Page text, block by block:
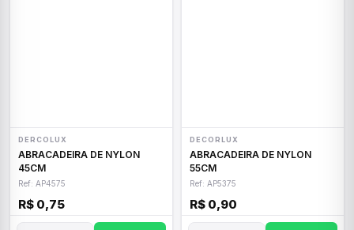
DERCOLUX
ABRACADEIRA DE NYLON
45CM
Ref: AP4575
R$ 0,75
DECORLUX
ABRACADEIRA DE NYLON
55CM
Ref: AP5375
R$ 0,90